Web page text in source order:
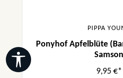
PIPPA
Ponyhof Apfelblüte
Samson
9,95 €*
Werkzeugleiste anzeigen